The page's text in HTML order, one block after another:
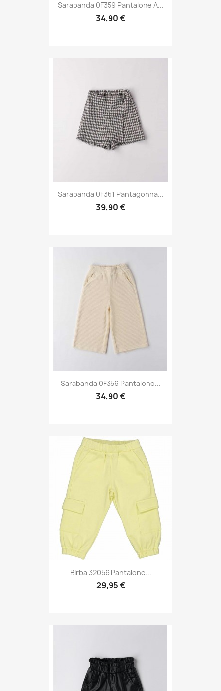
Sarabanda 0F359 Pantalone A...
34,90 €
Sarabanda 0F361 Pantagonna...
39,90 €
Sarabanda 0F356 Pantalone...
34,90 €
Birba 32056 Pantalone...
29,95 €